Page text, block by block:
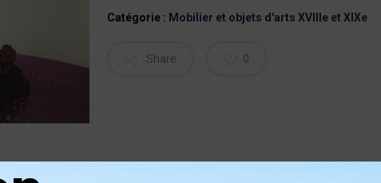
Catégorie : Mobilier et objets d'arts XVIIIe et XIXe
Share 0